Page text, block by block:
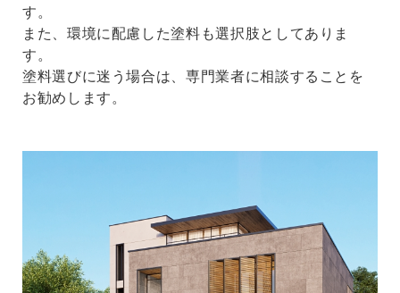
す。
また、環境に配慮した塗料も選択肢としてありま
す。
塗料選びに迷う場合は、専門業者に相談することを
お勧めします。